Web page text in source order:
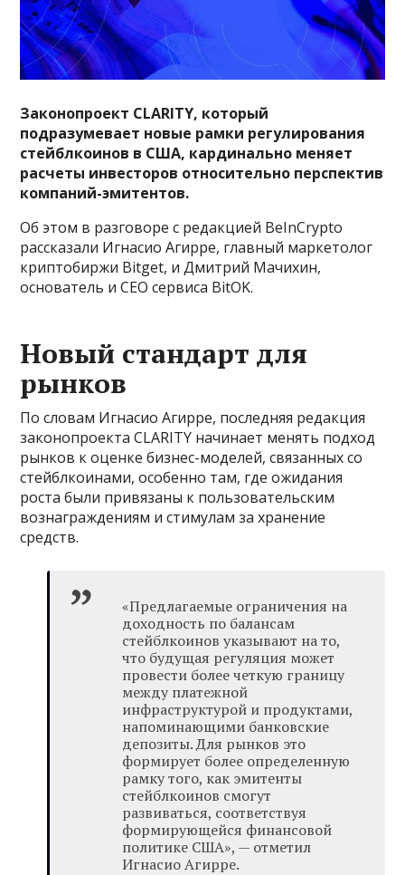
Законопроект CLARITY, который
подразумевает новые рамки регулирования
стейблкоинов в США, кардинально меняет
расчеты инвесторов относительно перспектив
компаний-эмитентов.
Об этом в разговоре с редакцией BeInCrypto
рассказали Игнасио Агирре, главный маркетолог
криптобиржи Bitget, и Дмитрий Мачихин,
основатель и CEO сервиса BitOK.
Новый стандарт для
рынков
По словам Игнасио Агирре, последняя редакция
законопроекта CLARITY начинает менять подход
рынков к оценке бизнес-моделей, связанных со
стейблкоинами, особенно там, где ожидания
роста были привязаны к пользовательским
вознаграждениям и стимулам за хранение
средств.
«Предлагаемые ограничения на
доходность по балансам
стейблкоинов указывают на то,
что будущая регуляция может
провести более четкую границу
между платежной
инфраструктурой и продуктами,
напоминающими банковские
депозиты. Для рынков это
формирует более определенную
рамку того, как эмитенты
стейблкоинов смогут
развиваться, соответствуя
формирующейся финансовой
политике США», — отметил
Игнасио Агирре.